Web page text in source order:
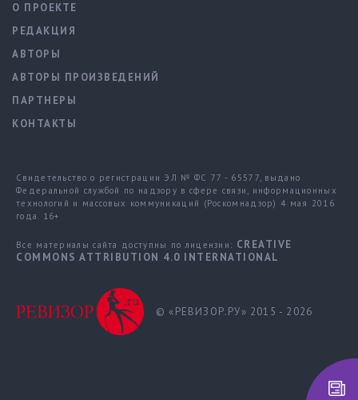
О ПРОЕКТЕ
РЕДАКЦИЯ
АВТОРЫ
АВТОРЫ ПРОИЗВЕДЕНИЙ
ПАРТНЕРЫ
КОНТАКТЫ
Свидетельство о регистрации ЭЛ № ФС 77 - 65577, выдано
Федеральной службой по надзору в сфере связи, информационных
технологий и массовых коммуникаций (Роскомнадзор) 4 мая 2016
года. 16+
Все материалы сайта доступны по лицензии: CREATIVE
COMMONS ATTRIBUTION 4.0 INTERNATIONAL
© «РЕВИЗОР.РУ» 2015 - 2026